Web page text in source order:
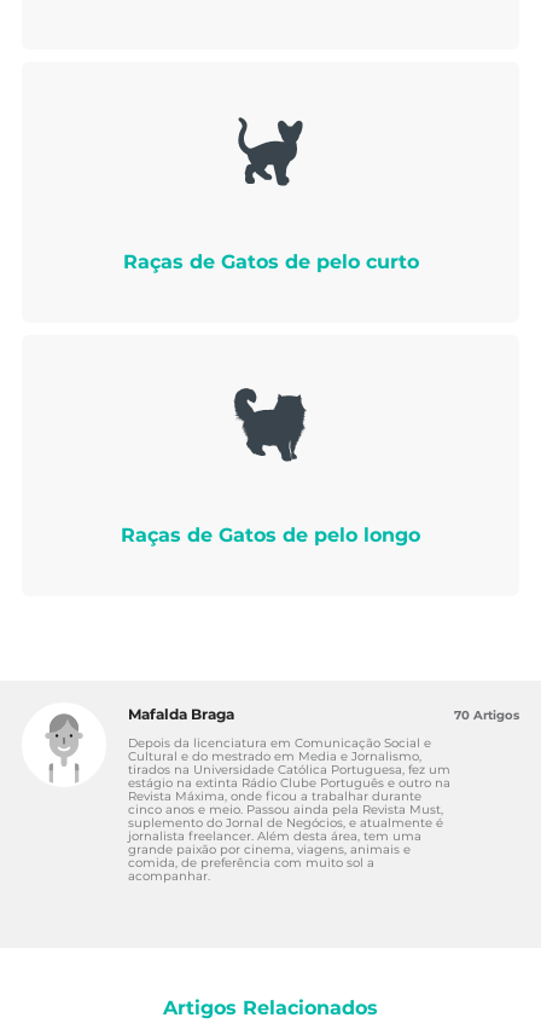
Raças de Gatos de pelo curto
Raças de Gatos de pelo longo
Mafalda Braga
Depois da licenciatura em Comunicação Social e
Cultural e do mestrado em Media e Jornalismo,
tirados na Universidade Católica Portuguesa, fez um
estágio na extinta Rádio Clube Português e outro na
Revista Máxima, onde ficou a trabalhar durante
cinco anos e meio. Passou ainda pela Revista Must,
suplemento do Jornal de Negócios, e atualmente é
jornalista freelancer. Além desta área, tem uma
grande paixão por cinema, viagens, animais e
comida, de preferência com muito sol a
acompanhar.
70 Artigos
Artigos Relacionados